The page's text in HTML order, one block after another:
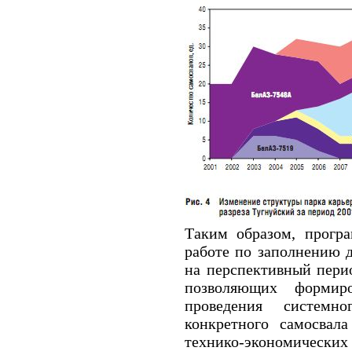
Таким образом,
работе по
на перспективный
позволяющих
проведения
конкретного
технико-экономических